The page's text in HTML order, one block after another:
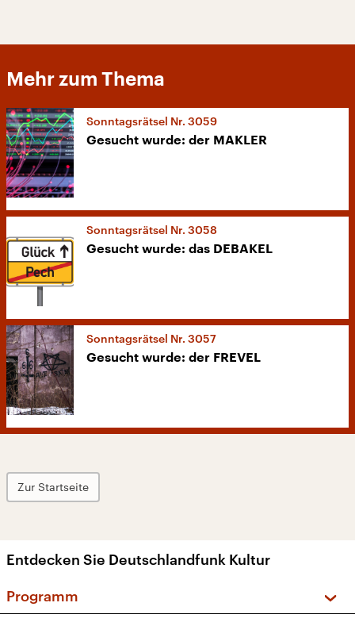
Mehr zum Thema
Sonntagsrätsel Nr. 3059
Gesucht wurde: der MAKLER
Sonntagsrätsel Nr. 3058
Gesucht wurde: das DEBAKEL
Sonntagsrätsel Nr. 3057
Gesucht wurde: der FREVEL
Zur Startseite
Entdecken Sie Deutschlandfunk Kultur
Programm